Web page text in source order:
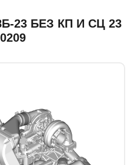
23 БЕЗ КП И СЦ 23